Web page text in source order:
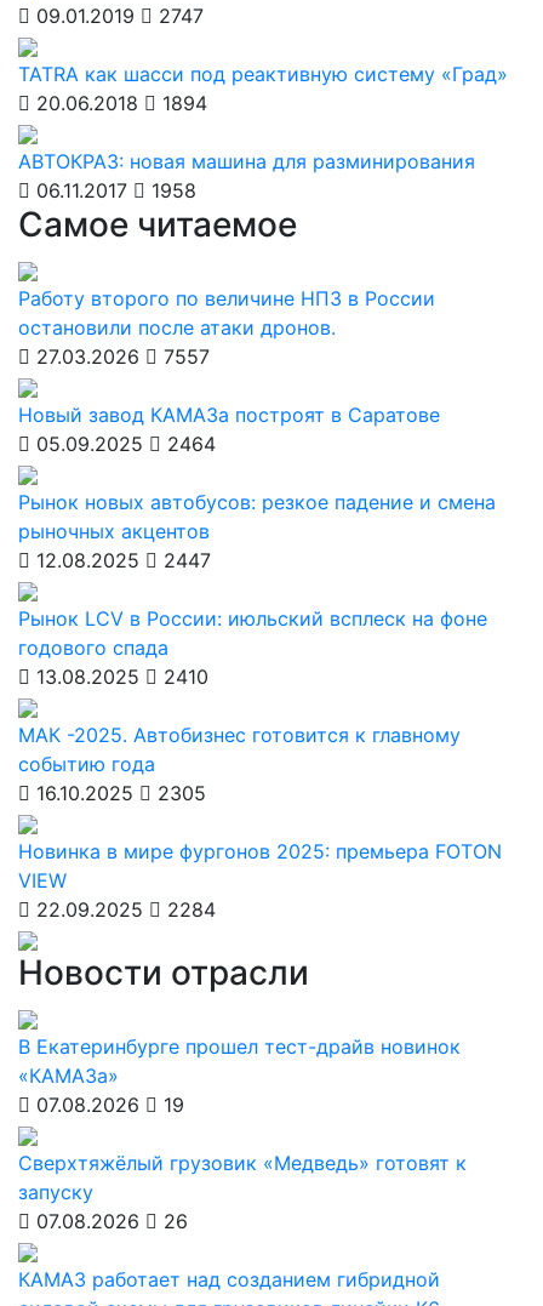
09.01.2019
2747
TATRA как шасси под реактивную систему «Град»
20.06.2018
1894
АВТОКРАЗ: новая машина для разминирования
06.11.2017
1958
Самое читаемое
Работу второго по величине НПЗ в России
остановили после атаки дронов.
27.03.2026
7557
Новый завод КАМАЗа построят в Саратове
05.09.2025
2464
Рынок новых автобусов: резкое падение и смена
рыночных акцентов
12.08.2025
2447
Рынок LCV в России: июльский всплеск на фоне
годового спада
13.08.2025
2410
МАК -2025. Автобизнес готовится к главному
событию года
16.10.2025
2305
Новинка в мире фургонов 2025: премьера FOTON
VIEW
22.09.2025
2284
Новости отрасли
В Екатеринбурге прошел тест-драйв новинок
«КАМАЗа»
07.08.2026
19
Сверхтяжёлый грузовик «Медведь» готовят к
запуску
07.08.2026
26
КАМАЗ работает над созданием гибридной